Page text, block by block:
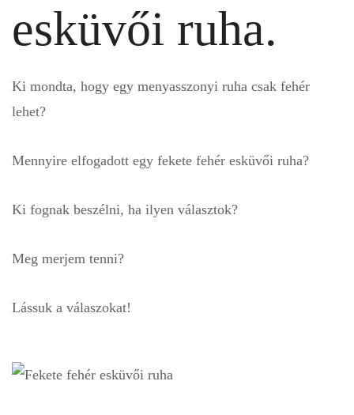
esküvői ruha.
Ki mondta, hogy egy menyasszonyi ruha csak fehér
lehet?
Mennyire elfogadott egy fekete fehér esküvői ruha?
Ki fognak beszélni, ha ilyen választok?
Meg merjem tenni?
Lássuk a válaszokat!